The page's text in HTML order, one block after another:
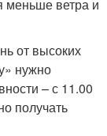
меньше ветра и
от высоких
нужно
– с 11.00
получать